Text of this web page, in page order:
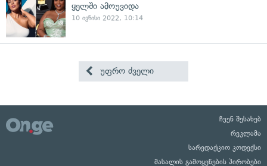
ყელში ამოუვიდა
10 ივნისი 2022, 10:14
უფრო ძველი
ჩვენ შესახებ
რეკლამა
სარედაქციო კოდექსი
მასალის გამოყენების პირობები